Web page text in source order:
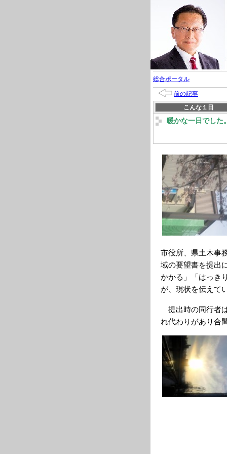
総合ポータル
前の記事
こんな１日
暖かな一日でした。
市役所、県土木事
域の要望書を提出
かかる」「はっき
が、現状を伝えて
提出時の同行者
れ代わりがあり合